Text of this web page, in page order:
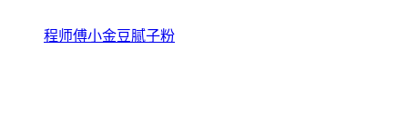
程师傅小金豆腻子粉